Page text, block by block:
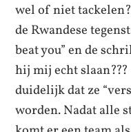
wel of niet
de Rwandese
beat you” en de
hij mij echt
duidelijk dat ze
worden. Nadat alle